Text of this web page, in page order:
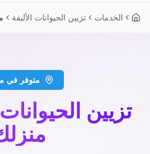
الخدمات تزيين الحيوانات الأليفة
متوفر في
تزيين